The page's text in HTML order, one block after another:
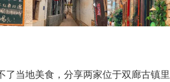
了当地美食，分享两家位于双廊古镇